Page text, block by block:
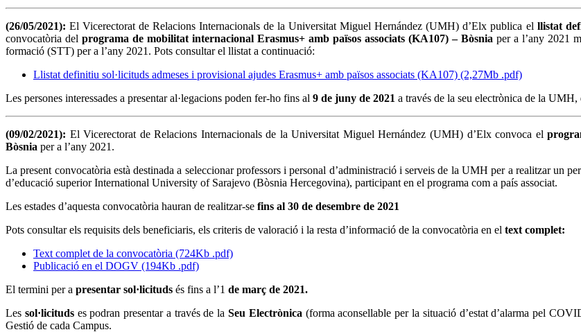
(26/05/2021): El Vicerectorat de Relacions Internacionals de la Universitat Miguel Hernández (UMH) d’Elx publica el llistat
convocatòria del programa de mobilitat internacional Erasmus+ amb països associats (KA107) – Bòsnia per a l’any 2021
formació (STT) per a l’any 2021. Pots consultar el llistat a continuació:
Llistat definitiu sol·licituds admeses i provisional ajudes Erasmus+ amb països associats (KA107) (2,27Mb .pdf)
Les persones interessades a presentar al·legacions poden fer-ho fins al 9 de juny de 2021 a través de la seu electrònica de la
(09/02/2021): El Vicerectorat de Relacions Internacionals de la Universitat Miguel Hernández (UMH) d’Elx convoca el
Bòsnia per a l’any 2021.
La present convocatòria està destinada a seleccionar professors i personal d’administració i serveis de la UMH per a realitzar un
d’educació superior International University of Sarajevo (Bòsnia Hercegovina), participant en el programa com a país associat.
Les estades d’aquesta convocatòria hauran de realitzar-se fins al 30 de desembre de 2021
Pots consultar els requisits dels beneficiaris, els criteris de valoració i la resta d’informació de la convocatòria en el text complet:
Text complet de la convocatòria (724Kb .pdf)
Publicació en el DOGV (194Kb .pdf)
El termini per a presentar sol·licituds és fins a l’1 de març de 2021.
Les sol·licitudses podran presentar a través de laSeu Electrònica (forma aconsellable per la situació d’estat d’alarma pel
Gestió de cada Campus.